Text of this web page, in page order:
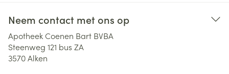
Neem contact met ons op
Apotheek Coenen Bart BVBA
Steenweg 121 bus ZA
3570Alken